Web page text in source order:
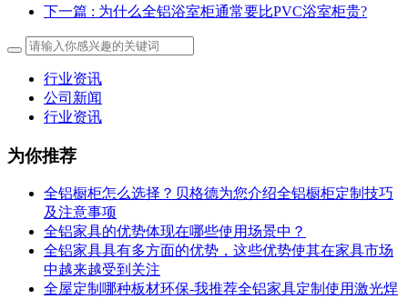
下一篇 : 为什么全铝浴室柜通常要比PVC浴室柜贵?
行业资讯
公司新闻
行业资讯
为你推荐
全铝橱柜怎么选择？贝格德为您介绍全铝橱柜定制技巧
及注意事项
全铝家具的优势体现在哪些使用场景中？
全铝家具具有多方面的优势，这些优势使其在家具市场
中越来越受到关注
全屋定制哪种板材环保-我推荐全铝家具定制使用激光焊